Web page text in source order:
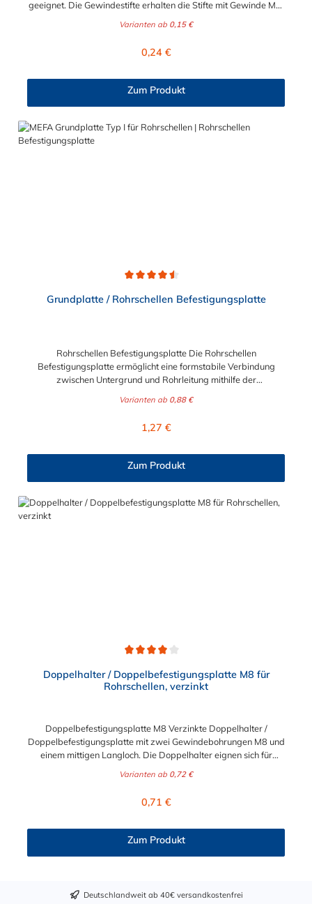
geeignet. Die Gewindestifte erhalten die Stifte mit Gewinde M8,
Stahl verzinkt oder Edelstahl V2A.
Varianten ab 0,15 €
Regulärer Preis:
0,24 €
Zum Produkt
Grundplatte / Rohrschellen Befestigungsplatte
Rohrschellen Befestigungsplatte Die Rohrschellen
Befestigungsplatte ermöglicht eine formstabile Verbindung
zwischen Untergrund und Rohrleitung mithilfe der
und Rohrschellen Befestigungsplatte kann direkt an den
werden. Die aufgeschweißten Gewindemuffen in verschiedenen
Lasten die passende Anschlussnennweite. Die Ausführung mit
galvanischer Verzinkung ist für Installationen in Gebäuden
geeignet, die Versionen aus Edelstahl für die Installation im
Freien und in hochkorrosiver Umgebung.
Varianten ab 0,88 €
Regulärer Preis:
1,27 €
Zum Produkt
Doppelhalter / Doppelbefestigungsplatte M8 für
Rohrschellen, verzinkt
Doppelbefestigungsplatte M8 Verzinkte Doppelhalter /
Doppelbefestigungsplatte mit zwei Gewindebohrungen M8 und
einem mittigen Langloch. Die Doppelhalter eignen sich für
Der Gewindeabstand ist zwischen 55mm, 85mm und 160mm
Abstand 55 mm: 75 x 20 x 4 mm Abstand 85 mm: 105 x 20 x 4
x 20 x 4 mm
Varianten ab 0,72 €
Regulärer Preis:
0,71 €
Zum Produkt
Deutschlandweit ab 40€ versandkostenfrei